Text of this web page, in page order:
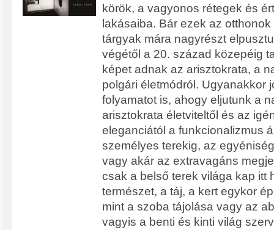
körök, a vagyonos rétegek és
lakásaiba. Bár ezek az
tárgyak mára nagyrészt
végétől a 20. század közepéig
képet adnak az arisztokrata, a
polgári életmódról. Ugyanakkor
folyamatot is, ahogy eljutunk a
arisztokrata életviteltől és az
eleganciától a funkcionalizmus
személyes terekig, az
vagy akár az extravagáns
csak a belső terek világa kap itt
természet, a táj, a kert egykor
mint a szoba tájolása vagy az
vagyis a benti és kinti világ